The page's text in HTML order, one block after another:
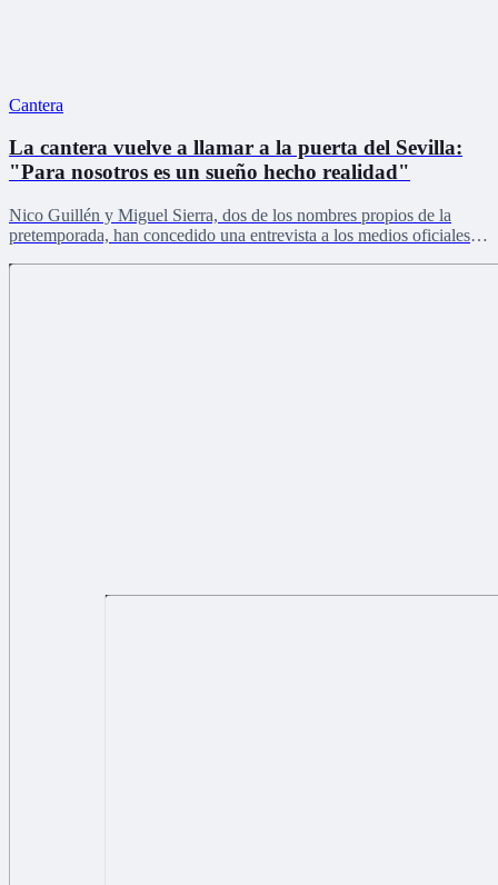
Cantera
La cantera vuelve a llamar a la puerta del Sevilla:
"Para nosotros es un sueño hecho realidad"
Nico Guillén y Miguel Sierra, dos de los nombres propios de la
pretemporada, han concedido una entrevista a los medios oficiales